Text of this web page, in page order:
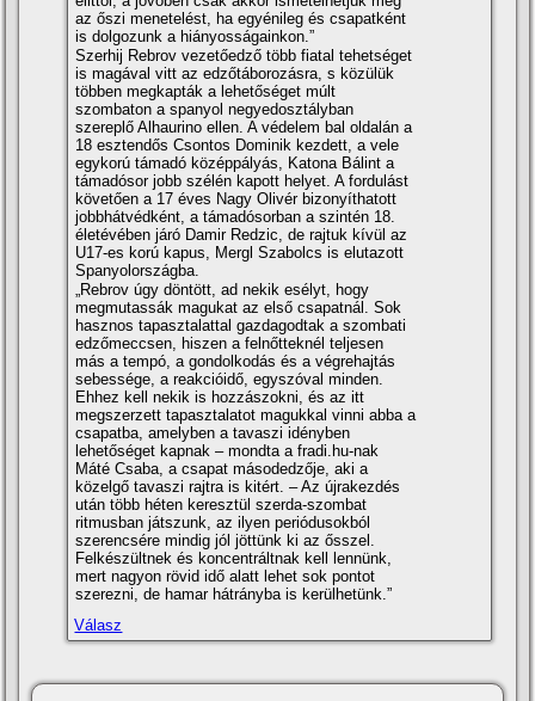
az őszi menetelést, ha egyénileg és csapatként
is dolgozunk a hiányosságainkon.”
Szerhij Rebrov vezetőedző több fiatal tehetséget
is magával vitt az edzőtáborozásra, s közülük
többen megkapták a lehetőséget múlt
szombaton a spanyol negyedosztályban
szereplő Alhaurino ellen. A védelem bal oldalán a
18 esztendős Csontos Dominik kezdett, a vele
egykorú támadó középpályás, Katona Bálint a
támadósor jobb szélén kapott helyet. A fordulást
követően a 17 éves Nagy Olivér bizonyíthatott
jobbhátvédként, a támadósorban a szintén 18.
életévében járó Damir Redzic, de rajtuk kívül az
U17-es korú kapus, Mergl Szabolcs is elutazott
Spanyolországba.
„Rebrov úgy döntött, ad nekik esélyt, hogy
megmutassák magukat az első csapatnál. Sok
hasznos tapasztalattal gazdagodtak a szombati
edzőmeccsen, hiszen a felnőtteknél teljesen
más a tempó, a gondolkodás és a végrehajtás
sebessége, a reakcióidő, egyszóval minden.
Ehhez kell nekik is hozzászokni, és az itt
megszerzett tapasztalatot magukkal vinni abba a
csapatba, amelyben a tavaszi idényben
lehetőséget kapnak – mondta a fradi.hu-nak
Máté Csaba, a csapat másodedzője, aki a
közelgő tavaszi rajtra is kitért. – Az újrakezdés
után több héten keresztül szerda-szombat
ritmusban játszunk, az ilyen periódusokból
szerencsére mindig jól jöttünk ki az ősszel.
Felkészültnek és koncentráltnak kell lennünk,
mert nagyon rövid idő alatt lehet sok pontot
szerezni, de hamar hátrányba is kerülhetünk.”
Válasz